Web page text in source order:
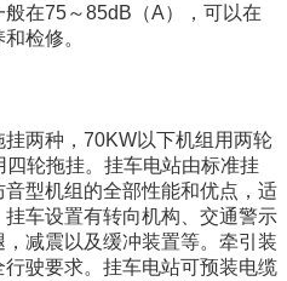
在75～85dB（A），可以在
检修。
两种，70KW以下机组用两轮
轮拖挂。挂车电站由标准挂
型机组的全部性能和优点，适
车设置有转向机构、交通警示
减震以及缓冲装置等。牵引装
驶要求。挂车电站可预装电缆